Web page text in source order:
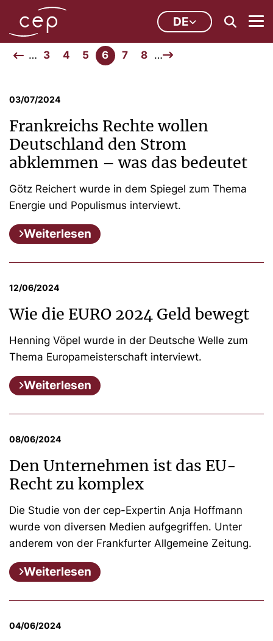
DE
… 3 4 5 6 7 8 …
03/07/2024
Frankreichs Rechte wollen
Deutschland den Strom
abklemmen – was das bedeutet
Götz Reichert wurde in dem Spiegel zum Thema
Energie und Populismus interviewt.
Weiterlesen
12/06/2024
Wie die EURO 2024 Geld bewegt
Henning Vöpel wurde in der Deutsche Welle zum
Thema Europameisterschaft interviewt.
Weiterlesen
08/06/2024
Den Unternehmen ist das EU-
Recht zu komplex
Die Studie von der cep-Expertin Anja Hoffmann
wurde von diversen Medien aufgegriffen. Unter
anderem von der Frankfurter Allgemeine Zeitung.
Weiterlesen
04/06/2024